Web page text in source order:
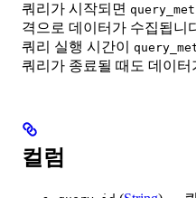
쿼리가 시작되면
격으로 데이터가 수집됩니
쿼리 실행 시간이
쿼리가 종료될 때도 데이터
컬럼